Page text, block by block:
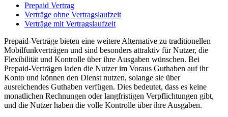
Prepaid Vertrag
Verträge ohne Vertragslaufzeit
Verträge mit Vertragslaufzeit
Prepaid-Verträge bieten eine weitere Alternative zu traditionellen
Mobilfunkverträgen und sind besonders attraktiv für Nutzer, die
Flexibilität und Kontrolle über ihre Ausgaben wünschen. Bei
Prepaid-Verträgen laden die Nutzer im Voraus Guthaben auf ihr
Konto und können den Dienst nutzen, solange sie über
ausreichendes Guthaben verfügen. Dies bedeutet, dass es keine
monatlichen Rechnungen oder langfristigen Verpflichtungen gibt,
und die Nutzer haben die volle Kontrolle über ihre Ausgaben.